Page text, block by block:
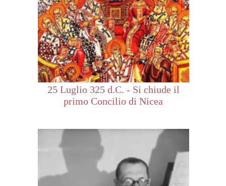
25 Luglio 325 d.C. - Si chiude il
primo Concilio di Nicea